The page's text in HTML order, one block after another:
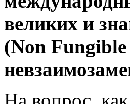
великих и
(Non